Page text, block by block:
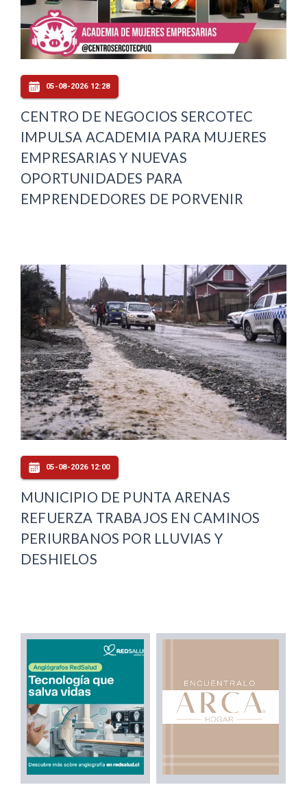
05-08-2026 12:28
CENTRO DE NEGOCIOS SERCOTEC
IMPULSA ACADEMIA PARA MUJERES
EMPRESARIAS Y NUEVAS
OPORTUNIDADES PARA
EMPRENDEDORES DE PORVENIR
05-08-2026 12:00
MUNICIPIO DE PUNTA ARENAS
REFUERZA TRABAJOS EN CAMINOS
PERIURBANOS POR LLUVIAS Y
DESHIELOS